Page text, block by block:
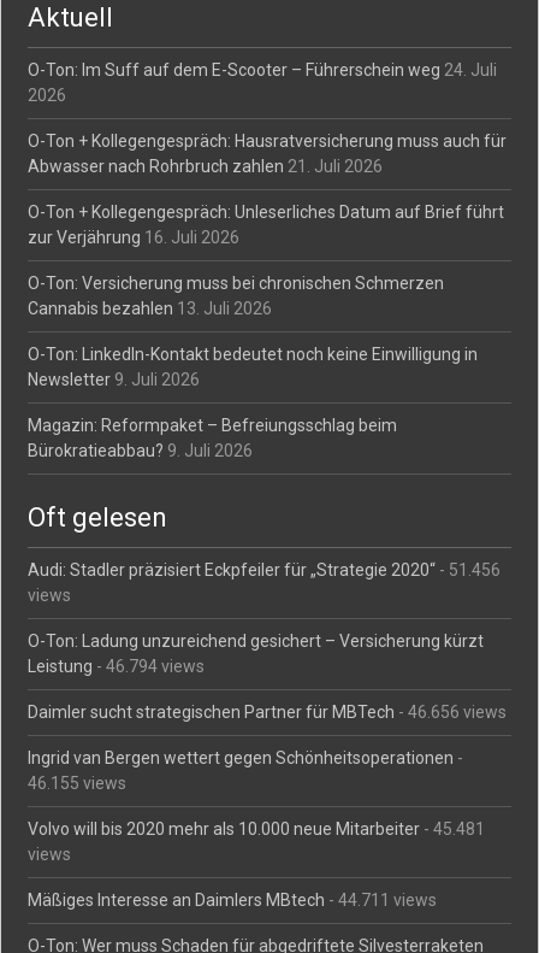
Aktuell
O-Ton: Im Suff auf dem E-Scooter – Führerschein weg 24. Juli
2026
O-Ton + Kollegengespräch: Hausratversicherung muss auch für
Abwasser nach Rohrbruch zahlen 21. Juli 2026
O-Ton + Kollegengespräch: Unleserliches Datum auf Brief führt
zur Verjährung 16. Juli 2026
O-Ton: Versicherung muss bei chronischen Schmerzen
Cannabis bezahlen 13. Juli 2026
O-Ton: LinkedIn-Kontakt bedeutet noch keine Einwilligung in
Newsletter 9. Juli 2026
Magazin: Reformpaket – Befreiungsschlag beim
Bürokratieabbau? 9. Juli 2026
Oft gelesen
Audi: Stadler präzisiert Eckpfeiler für „Strategie 2020“ - 51.456
views
O-Ton: Ladung unzureichend gesichert – Versicherung kürzt
Leistung - 46.794 views
Daimler sucht strategischen Partner für MBTech - 46.656 views
Ingrid van Bergen wettert gegen Schönheitsoperationen -
46.155 views
Volvo will bis 2020 mehr als 10.000 neue Mitarbeiter - 45.481
views
Mäßiges Interesse an Daimlers MBtech - 44.711 views
O-Ton: Wer muss Schaden für abgedriftete Silvesterraketen